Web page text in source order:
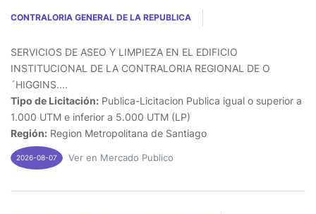
CONTRALORIA GENERAL DE LA REPUBLICA
SERVICIOS DE ASEO Y LIMPIEZA EN EL EDIFICIO
INSTITUCIONAL DE LA CONTRALORIA REGIONAL DE O
´HIGGINS....
Tipo de Licitación: Publica-Licitacion Publica igual o superior a
1.000 UTM e inferior a 5.000 UTM (LP)
Región: Region Metropolitana de Santiago
2026-08-07 Ver en Mercado Publico